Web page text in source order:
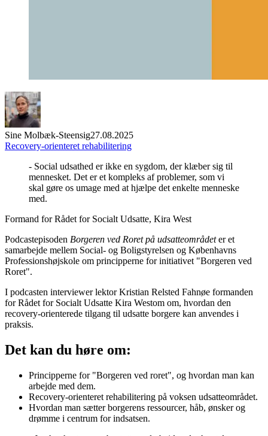
Sine Molbæk-Steensig27.08.2025
Recovery-orienteret rehabilitering
- Social udsathed er ikke en sygdom, der klæber sig til
mennesket. Det er et kompleks af problemer, som vi
skal gøre os umage med at hjælpe det enkelte menneske
med.
Formand for Rådet for Socialt Udsatte, Kira West
Podcastepisoden Borgeren ved Roret på udsatteområdeter et
samarbejde mellem Social- og Boligstyrelsen og Københavns
Professionshøjskole om principperne for initiativet "Borgeren ved
Roret".
I podcasten interviewer lektor Kristian Relsted Fahnøe formanden
for Rådet for Socialt Udsatte Kira Westom om, hvordan den
recovery-orienterede tilgang til udsatte borgere kan anvendes i
praksis.
Det kan du høre om:
Principperne for "Borgeren ved roret", og hvordan man kan
arbejde med dem.
Recovery-orienteret rehabilitering på voksen udsatteområdet.
Hvordan man sætter borgerens ressourcer, håb, ønsker og
drømme i centrum for indsatsen.